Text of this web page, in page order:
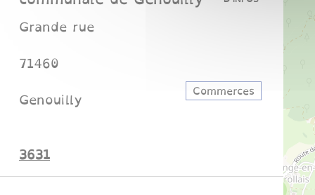
Grande rue
71460
Genouilly
1363
Commerces